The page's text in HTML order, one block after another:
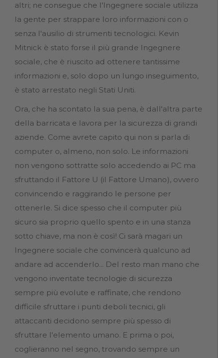
altri; ne consegue che l'Ingegnere sociale utilizza
la gente per strappare loro informazioni con o
senza l'ausilio di strumenti tecnologici. Kevin
Mitnick è stato forse il più grande Ingegnere
sociale, che è riuscito ad ottenere tantissime
informazioni e, solo dopo un lungo inseguimento,
è stato arrestato negli Stati Uniti.
Ora, che ha scontato la sua pena, è dall'altra parte
della barricata e lavora per la sicurezza di grandi
aziende. Come avrete capito qui non si parla di
computer o, almeno, non solo. Le informazioni
non vengono sottratte solo accedendo ai PC ma
sfruttando il Fattore U (il Fattore Umano), ovvero
convincendo e raggirando le persone per
ottenerle. Si dice spesso che il computer più
sicuro sia proprio quello spento e in una stanza
sotto chiave, ma non è così! Ci sarà magari un
Ingegnere sociale che convincerà qualcuno ad
andare ad accenderlo... Del resto man mano che
vengono inventate tecnologie di sicurezza
sempre più evolute e raffinate, che rendono
difficile sfruttare i punti deboli tecnici, gli
attaccanti decidono sempre più spesso di
sfruttare l'elemento umano. E prima o poi,
coglieranno nel segno, trovando sempre un